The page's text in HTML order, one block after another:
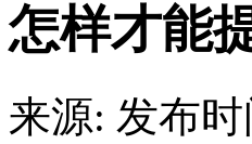
怎样才能
来源: 发布时